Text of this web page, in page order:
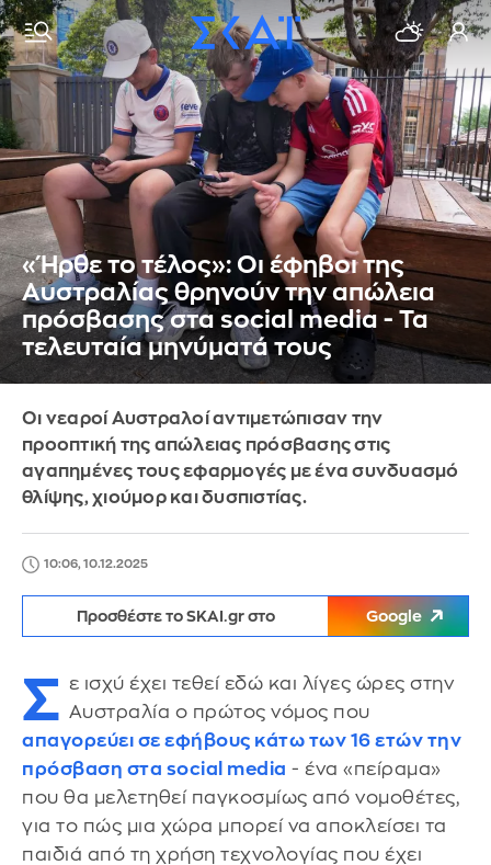
«Ήρθε το τέλος»: Οι έφηβοι της
Αυστραλίας θρηνούν την απώλεια
πρόσβασης στα social media - Τα
τελευταία μηνύματά τους
Οι νεαροί Αυστραλοί αντιμετώπισαν την
προοπτική της απώλειας πρόσβασης στις
αγαπημένες τους εφαρμογές με ένα συνδυασμό
θλίψης, χιούμορ και δυσπιστίας.
10:06, 10.12.2025
Προσθέστε το SKAI.gr στο Google
Σ ε ισχύ έχει τεθεί εδώ και λίγες ώρες στην
Αυστραλία ο πρώτος νόμος που
απαγορεύει σε εφήβους κάτω των 16 ετών την
πρόσβαση στα social media - ένα «πείραμα»
που θα μελετηθεί παγκοσμίως από νομοθέτες,
για το πώς μια χώρα μπορεί να αποκλείσει τα
παιδιά από τη χρήση τεχνολογίας που έχει